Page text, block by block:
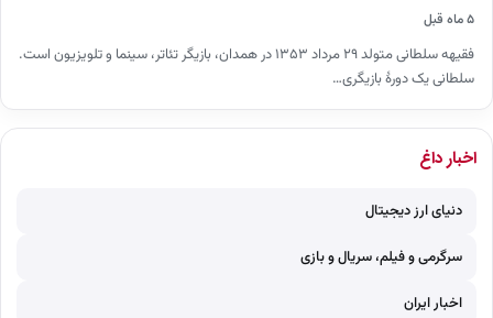
۵ ماه قبل
فقیهه سلطانی متولد ۲۹ مرداد ۱۳۵۳ در همدان، بازیگر تئاتر، سینما و تلویزیون است.
سلطانی یک دورهٔ بازیگری…
اخبار داغ
دنیای ارز دیجیتال
سرگرمی و فیلم، سریال و بازی
اخبار ایران